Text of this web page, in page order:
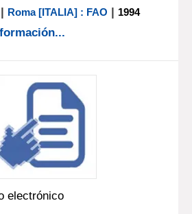
| Roma [ITALIA] : FAO | 1994
electrónico